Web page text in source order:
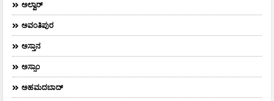
ಅಲ್ವಾರ್
ಅವಂತಿಪುರ
ಅಸ್ತಾನ
ಅಸ್ಸಾಂ
ಅಹಮದಬಾದ್